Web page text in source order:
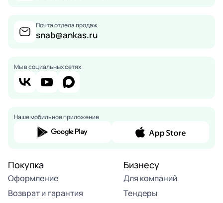
Почта отдела продаж
snab@ankas.ru
Мы в социальных сетях
Наше мобильное приложение
Покупка
Оформление
Возврат и гарантия
Бизнесу
Для компаний
Тендеры